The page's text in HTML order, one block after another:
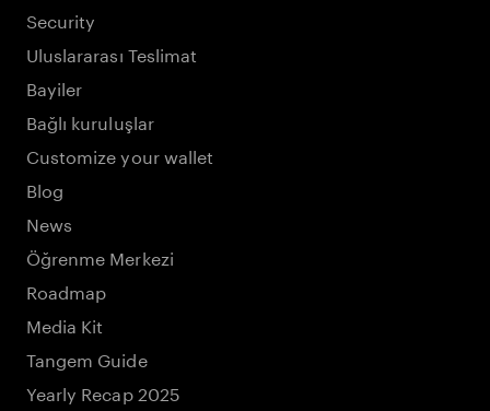
Security
Uluslararası Teslimat
Bayiler
Bağlı kuruluşlar
Customize your wallet
Blog
News
Öğrenme Merkezi
Roadmap
Media Kit
Tangem Guide
Yearly Recap 2025